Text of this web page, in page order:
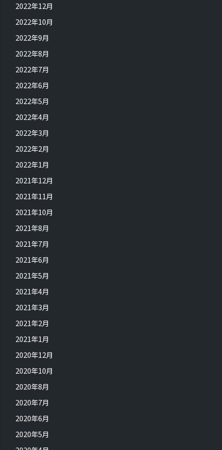
2022年12月
2022年10月
2022年9月
2022年8月
2022年7月
2022年6月
2022年5月
2022年4月
2022年3月
2022年2月
2022年1月
2021年12月
2021年11月
2021年10月
2021年8月
2021年7月
2021年6月
2021年5月
2021年4月
2021年3月
2021年2月
2021年1月
2020年12月
2020年10月
2020年8月
2020年7月
2020年6月
2020年5月